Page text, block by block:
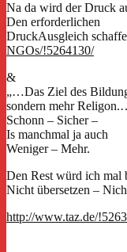
Na da wird der Druck
Den erforderlichen
DruckAusgleich
NGOs/!5264130/
&
„…Das Ziel des
sondern mehr
Schonn – Sicher –
Is manchmal ja auch
Weniger – Mehr.
Den Rest würd ich mal
Nicht übersetzen –
http://www.taz.de/